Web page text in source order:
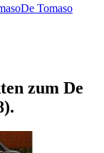
De Tomaso
zum De
.